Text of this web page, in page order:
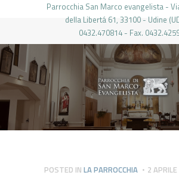
Parrocchia San Marco evangelista -
della Libertá 61, 33100 - Udine
0432.470814 - Fax.
PARROCCHIA DI SAN
HOME
LA PARROCCHIA
IL PARROCO
LE ATTIVITÀ
PIERABECH
POSTED IN LA PARROCCHIA 2